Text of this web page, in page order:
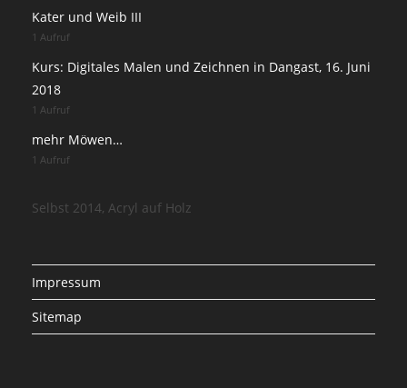
Kater und Weib III
1 Aufruf
Kurs: Digitales Malen und Zeichnen in Dangast, 16. Juni
2018
1 Aufruf
mehr Möwen…
1 Aufruf
Selbst 2014, Acryl auf Holz
Impressum
Sitemap